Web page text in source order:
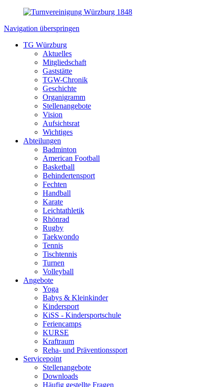
Navigation überspringen
TG Würzburg
Aktuelles
Mitgliedschaft
Gaststätte
TGW-Chronik
Geschichte
Organigramm
Stellenangebote
Vision
Aufsichtsrat
Wichtiges
Abteilungen
Badminton
American Football
Basketball
Behindertensport
Fechten
Handball
Karate
Leichtathletik
Rhönrad
Rugby
Taekwondo
Tennis
Tischtennis
Turnen
Volleyball
Angebote
Yoga
Babys & Kleinkinder
Kindersport
KiSS - Kindersportschule
Feriencamps
KURSE
Kraftraum
Reha- und Präventionssport
Servicepoint
Stellenangebote
Downloads
Häufig gestellte Fragen